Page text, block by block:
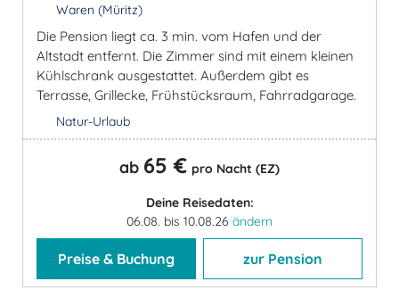
Waren (Müritz)
Die Pension liegt ca. 3 min. vom Hafen und der
Altstadt entfernt. Die Zimmer sind mit einem kleinen
Kühlschrank ausgestattet. Außerdem gibt es
Terrasse, Grillecke, Frühstücksraum, Fahrradgarage.
Natur-Urlaub
ab 65 € pro Nacht (EZ)
Deine Reisedaten:
06.08. bis 10.08.26 ändern
Preise & Buchung zur Pension